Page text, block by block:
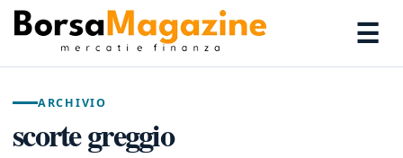
☰
ARCHIVIO
scorte greggio